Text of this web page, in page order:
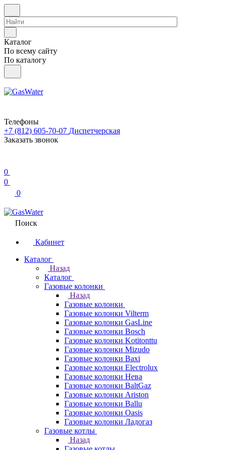
Каталог
По всему сайту
По каталогу
Телефоны
+7 (812) 605-70-07 Диспетчерская
Заказать звонок
0
0
0
Поиск
Кабинет
Каталог
Назад
Каталог
Газовые колонки
Назад
Газовые колонки
Газовые колонки Vilterm
Газовые колонки GasLine
Газовые колонки Bosch
Газовые колонки Kotitonttu
Газовые колонки Mizudo
Газовые колонки Baxi
Газовые колонки Electrolux
Газовые колонки Нева
Газовые колонки BaltGaz
Газовые колонки Ariston
Газовые колонки Ballu
Газовые колонки Oasis
Газовые колонки Ладогаз
Газовые котлы
Назад